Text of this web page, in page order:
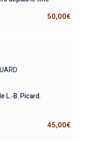
50,00€
L.-B. Picard.
45,00€